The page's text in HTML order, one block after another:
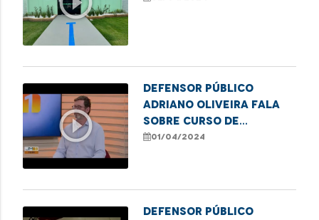
play_circle_outline
Defensor público
Adriano Oliveira fala
sobre curso de
formação de
01/04/2024
Defensor público